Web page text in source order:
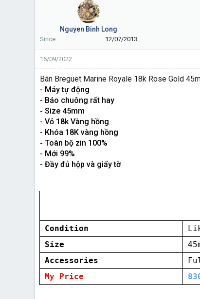
Nguyen Binh Long
Since 12/07/2013
16/09/2022
Bán Breguet Marine Royale 18k Rose Gold
- Máy tự động
- Báo chuông rất hay
- Size 45mm
- Vỏ 18k Vàng hồng
- Khóa 18K vàng hồng
- Toàn bộ zin 100%
- Mới 99%
- Đầy đủ hộp và giấy tờ
Condition
Size
Accessories
My Price